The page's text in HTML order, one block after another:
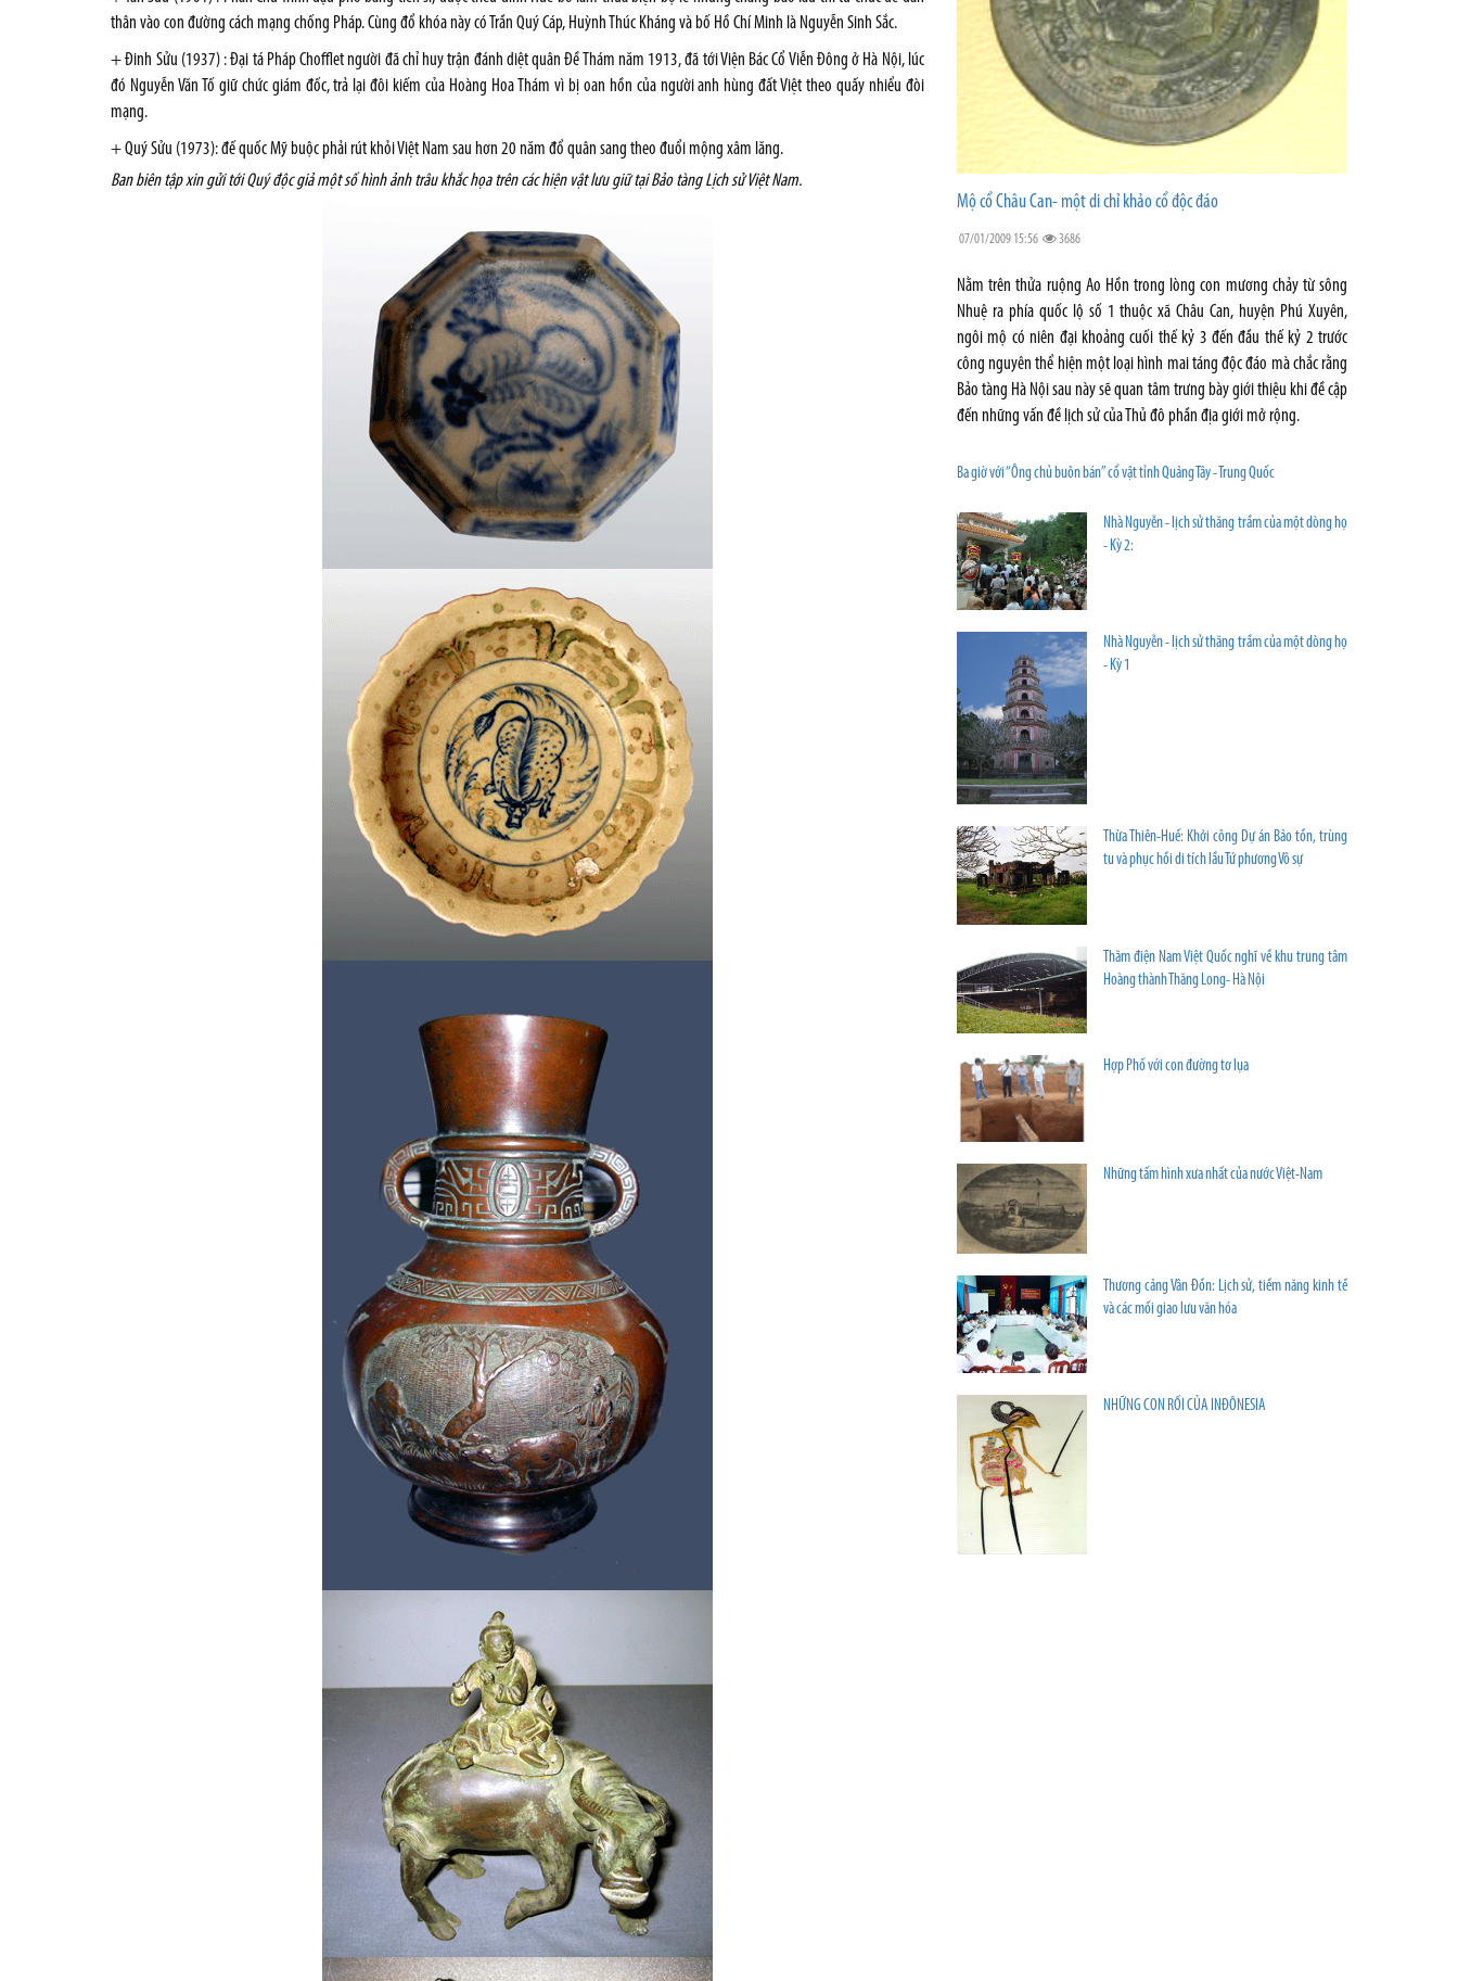
thân vào con đường cách mạng chống Pháp. Cùng đổ khóa này có Trần Quý Cáp, Huỳnh Thúc Kháng và bố Hồ Chí Minh là Nguyễn Sinh Sắc.
+ Ðinh Sửu (1937) : Ðại tá Pháp Chofflet người đã chỉ huy trận đánh diệt quân Ðề Thám năm 1913, đã tới Viện Bác Cổ Viễn Ðông ở Hà Nội, lúc
đó Nguyễn Văn Tố giữ chức giám đốc, trả lại đôi kiếm của Hoàng Hoa Thám vì bị oan hồn của người anh hùng đất Việt theo quấy nhiểu đòi
mạng.
+ Quý Sửu (1973): đế quốc Mỹ buộc phải rút khỏi Việt Nam sau hơn 20 năm đổ quân sang theo đuổi mộng xâm lăng.
Ban biên tập xin gửi tới Quý độc giả một số hình ảnh trâu khắc họa trên các hiện vật lưu giữ tại Bảo tàng Lịch sử Việt Nam.
Mộ cổ Châu Can- một di chỉ khảo cổ độc đáo
07/01/2009 15:56 3686
Nằm trên thửa ruộng Ao Hồn trong lòng con mương chảy từ sông
Nhuệ ra phía quốc lộ số 1 thuộc xã Châu Can, huyện Phú Xuyên,
ngôi mộ có niên đại khoảng cuối thế kỷ 3 đến đầu thế kỷ 2 trước
công nguyên thể hiện một loại hình mai táng độc đáo mà chắc rằng
Bảo tàng Hà Nội sau này sẽ quan tâm trưng bày giới thiệu khi đề cập
đến những vấn đề lịch sử của Thủ đô phần địa giới mở rộng.
Ba giờ với “Ông chủ buôn bán” cổ vật tỉnh Quảng Tây - Trung Quốc
Nhà Nguyễn - lịch sử thăng trầm của một dòng họ
- Kỳ 2:
Nhà Nguyễn - lịch sử thăng trầm của một dòng họ
- Kỳ 1
Thừa Thiên-Huế: Khởi công Dự án Bảo tồn, trùng
tu và phục hồi di tích lầu Tứ phương Vô sự
Thăm điện Nam Việt Quốc nghĩ về khu trung tâm
Hoàng thành Thăng Long- Hà Nội
Hợp Phố với con đường tơ lụa
Những tấm hình xưa nhất của nước Việt-Nam
Thương cảng Vân Đồn: Lịch sử, tiềm năng kinh tế
và các mối giao lưu văn hóa
NHỮNG CON RỐI CỦA INĐÔNESIA